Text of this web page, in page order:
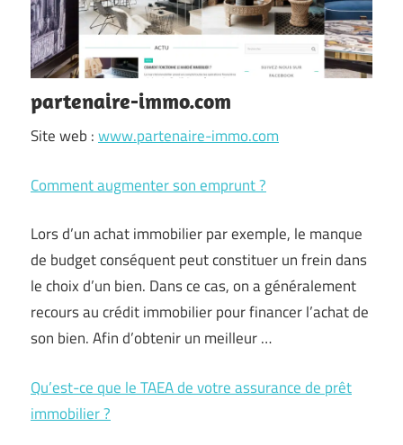
partenaire-immo.com
Site web :www.partenaire-immo.com
Comment augmenter son emprunt ?
Lors d’un achat immobilier par exemple, le manque
de budget conséquent peut constituer un frein dans
le choix d’un bien. Dans ce cas, on a généralement
recours au crédit immobilier pour financer l’achat de
son bien. Afin d’obtenir un meilleur …
Qu’est-ce que le TAEA de votre assurance de prêt
immobilier ?